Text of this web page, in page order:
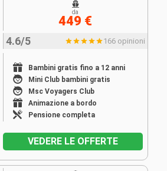
4.6/5 166 opinioni
Bambini gratis fino a 12 anni
Mini Club bambini gratis
Msc Voyagers Club
Animazione a bordo
Pensione completa
da
449 €
VEDERE LE OFFERTE